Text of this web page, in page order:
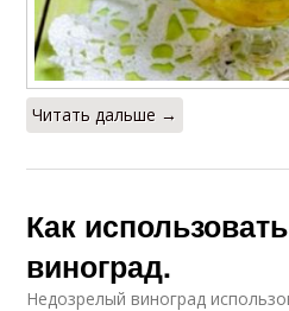
Читать дальше →
Как
виноград.
Недозрелый виноград